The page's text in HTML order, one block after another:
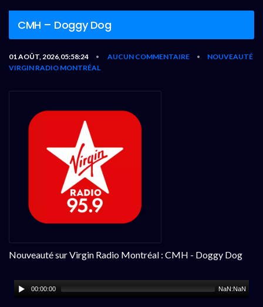
CMH – Doggy Dog
01 AOÛT, 2026,05:58:24 • AUCUN COMMENTAIRE •
NOUVEAUTÉ
VIRGIN RADIO MONTRÉAL
Nouveauté sur Virgin Radio Montréal : CMH - Doggy Dog
00:00:00 NaN:NaN